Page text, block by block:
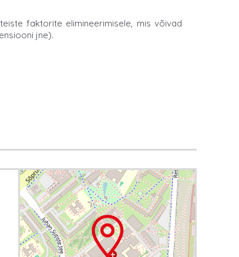
faktorite elimineerimisele, mis võivad
jne).